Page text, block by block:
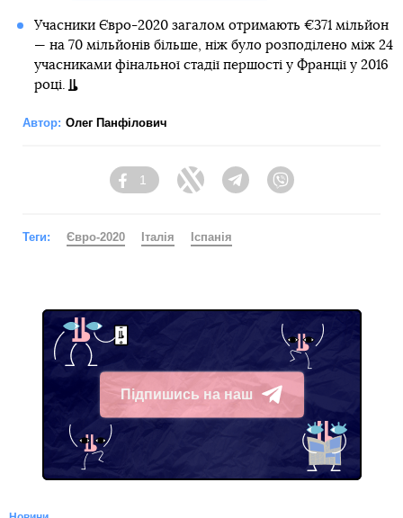
Учасники Євро-2020 загалом отримають €371 мільйон
— на 70 мільйонів більше, ніж було розподілено між 24
учасниками фінальної стадії першості у Франції у 2016
році.
Автор: Олег Панфілович
Facebook
1
Twitter TelegramViber
Теги: Євро-2020 Італія Іспанія
Підпишись на наш
Telegram